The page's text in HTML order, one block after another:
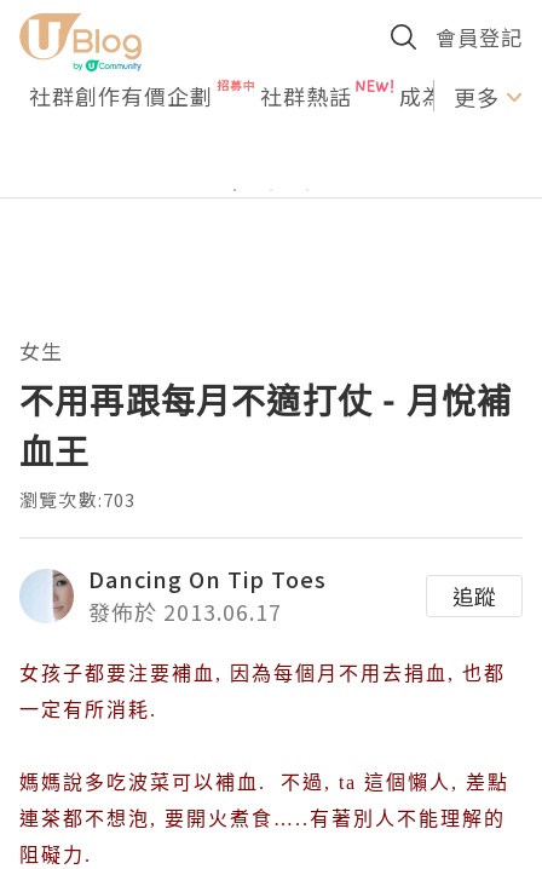
會員登記
社群創作有價企劃 社群熱話 成為U更多
女生
不用再跟每月不適打仗 - 月悅補
血王
瀏覽次數:703
Dancing On Tip Toes
發佈於 2013.06.17
追蹤
女孩子都要注要補血 , 因為每個月不用去捐血 , 也都
一定有所消耗.
媽媽說多吃波菜可以補血 . 不過 , ta 這個懶人 , 差點
連茶都不想泡 , 要開火煮食…..有著別人不能理解的
阻礙力 .